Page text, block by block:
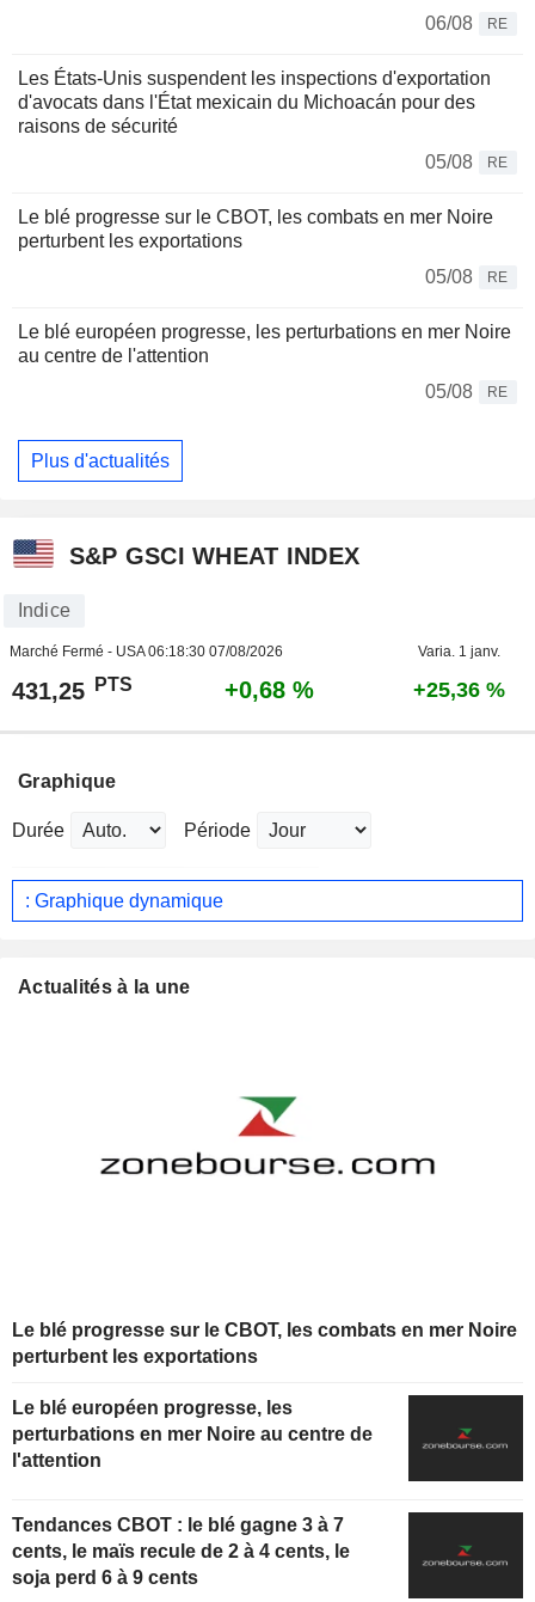
06/08
RE
Les États-Unis suspendent les inspections d'exportation
d'avocats dans l'État mexicain du Michoacán pour des
raisons de sécurité
05/08
RE
Le blé progresse sur le CBOT, les combats en mer Noire
perturbent les exportations
05/08
RE
Le blé européen progresse, les perturbations en mer Noire
au centre de l'attention
05/08
RE
Plus d'actualités
S&P GSCI WHEAT INDEX
Indice
Marché Fermé - USA06:18:30 07/08/2026 Varia. 1 janv.
431,25 PTS +0,68 % +25,36 %
Graphique
Durée Période
: Graphique dynamique
Actualités à la une
Le blé progresse sur le CBOT, les combats en mer Noire
perturbent les exportations
Le blé européen progresse, les
perturbations en mer Noire au centre de
l'attention
Tendances CBOT : le blé gagne 3 à 7
cents, le maïs recule de 2 à 4 cents, le
soja perd 6 à 9 cents